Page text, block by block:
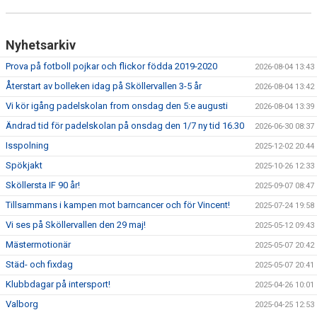
Nyhetsarkiv
Prova på fotboll pojkar och flickor födda 2019-2020 2026-08-04 13:43
Återstart av bolleken idag på Sköllervallen 3-5 år 2026-08-04 13:42
Vi kör igång padelskolan from onsdag den 5:e augusti 2026-08-04 13:39
Ändrad tid för padelskolan på onsdag den 1/7 ny tid 16.30 2026-06-30 08:37
Isspolning 2025-12-02 20:44
Spökjakt 2025-10-26 12:33
Sköllersta IF 90 år! 2025-09-07 08:47
Tillsammans i kampen mot barncancer och för Vincent! 2025-07-24 19:58
Vi ses på Sköllervallen den 29 maj! 2025-05-12 09:43
Mästermotionär 2025-05-07 20:42
Städ- och fixdag 2025-05-07 20:41
Klubbdagar på intersport! 2025-04-26 10:01
Valborg 2025-04-25 12:53